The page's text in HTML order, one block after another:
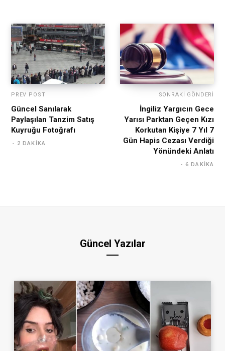
PREV POST
Güncel Sanılarak
Paylaşılan Tanzim Satış
Kuyruğu Fotoğrafı
2 DAKIKA
SONRAKI GÖNDERI
İngiliz Yargıcın Gece
Yarısı Parktan Geçen Kızı
Korkutan Kişiye 7 Yıl 7
Gün Hapis Cezası Verdiği
Yönündeki Anlatı
6 DAKIKA
Güncel Yazılar